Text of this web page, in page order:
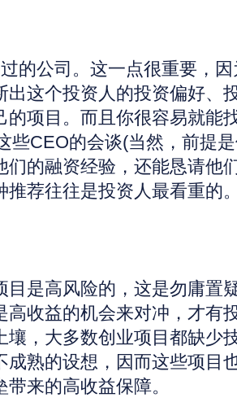
公司。这一点很重要，因
出这个投资人的投资偏好、
的项目。而且你很容易就能
些CEO的会谈(当然，前提
们的融资经验，还能恳请他
推荐往往是投资人最看重的
是高风险的，这是勿庸置
高收益的机会来对冲，才有
壤，大多数创业项目都缺少
成熟的设想，因而这些项目
来的高收益保障。